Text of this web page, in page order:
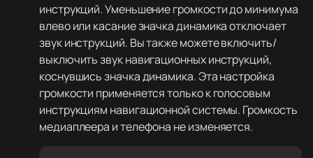
инструкций. Уменьшение громкости до минимума
влево или касание значка динамика отключает
звук инструкций. Вы также можете включить/
выключить звук навигационных инструкций,
коснувшись значка динамика. Эта настройка
громкости применяется только к голосовым
инструкциям навигационной системы. Громкость
медиаплеера и телефона не изменяется.